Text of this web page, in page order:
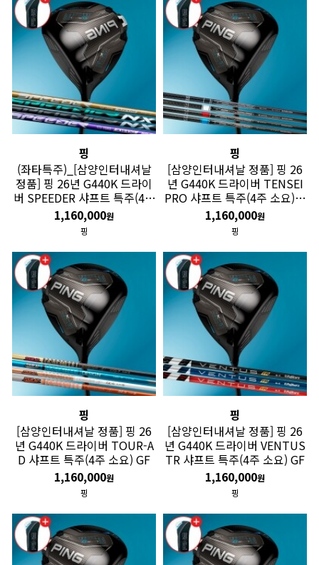
핑
(좌타특주)_[삼양인터내셔날
정품] 핑 26년 G440K 드라이
버 SPEEDER 샤프트 특주(4주
소요) GF
1,160,000원
핑
핑
[삼양인터내셔날 정품] 핑 26
년 G440K 드라이버 TENSEI
PRO 샤프트 특주(4주 소요) G
F
1,160,000원
핑
핑
[삼양인터내셔날 정품] 핑 26
년 G440K 드라이버 TOUR-A
D 샤프트 특주(4주 소요) GF
1,160,000원
핑
핑
[삼양인터내셔날 정품] 핑 26
년 G440K 드라이버 VENTUS
TR 샤프트 특주(4주 소요) GF
1,160,000원
핑